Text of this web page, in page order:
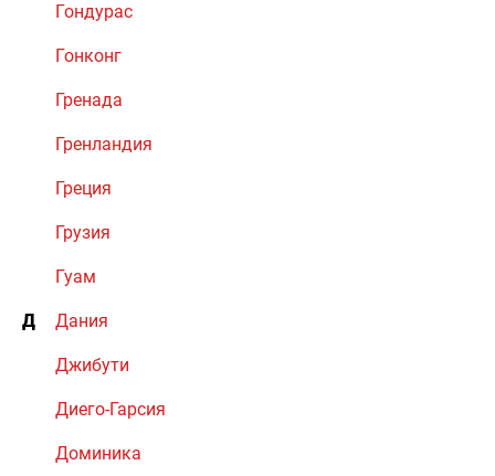
Гондурас
Гонконг
Гренада
Гренландия
Греция
Грузия
Гуам
Д Дания
Джибути
Диего-Гарсия
Доминика